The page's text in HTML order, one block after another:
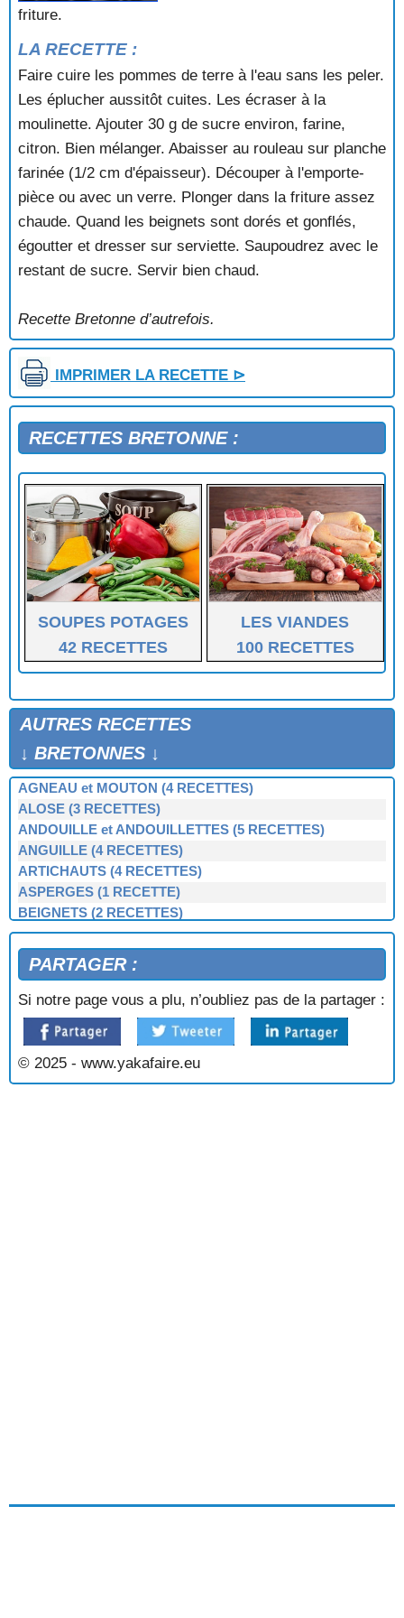
GATEAU BRETON
GATEAU BRETON D'HÉLÈNE JÉGADO
GATEAU BRETON DE BERTHE (Loctudy)
GATEAU BRETON DE FRANÇOISE BOEDEC
GATEAU BRETON DES GRAS (Pleyben - Finistère)
GATEAU DE JAN FOUESNANT
GATEAU DE PORT-LOUIS
GATEAU DE SAINT-MÉEN-LE-GRAND
GATEAU JEANNETTE (Nantes)
GATEAUX DE SAINT-RENAN (Léon)
GATEAUX NANTAIS
KOUIGN AMANN (Douarnenez)
KOUIGN POD DE GROIX DE M'me JEGO
KUIGN CHIDOUARN DE PLOGASTEL
KUIGN YEKEL DE LOCTUDY (Kouign yekel)
LE QUATRE-QUARTS DE BERTHE (Loctudy)
friture.
LA RECETTE :
Faire cuire les pommes de terre à l'eau sans les peler.
Les éplucher aussitôt cuites. Les écraser à la
moulinette. Ajouter 30 g de sucre environ, farine,
citron. Bien mélanger. Abaisser au rouleau sur planche
farinée (1/2 cm d'épaisseur). Découper à l'emporte-
pièce ou avec un verre. Plonger dans la friture assez
chaude. Quand les beignets sont dorés et gonflés,
égoutter et dresser sur serviette. Saupoudrez avec le
restant de sucre. Servir bien chaud.
Recette Bretonne d’autrefois.
IMPRIMER LA RECETTE ⊳
RECETTES BRETONNE :
SOUPES POTAGES
42 RECETTES
LES VIANDES
100 RECETTES
AUTRES RECETTES
↓ BRETONNES ↓
AGNEAU et MOUTON (4 RECETTES)
ALOSE (3 RECETTES)
ANDOUILLE et ANDOUILLETTES (5 RECETTES)
ANGUILLE (4 RECETTES)
ARTICHAUTS (4 RECETTES)
ASPERGES (1 RECETTE)
BEIGNETS (2 RECETTES)
BERNIQUE, PATELLE, BERNICLE (4 RECETTES)
BIGORNEAUX (1 RECETTE)
BIGUENÉE (1 RECETTE)
BOEUF (3 RECETTES)
BOUDIN NOIR et BLANC (3 RECETTES)
BOUILLIES (2 RECETTES)
BROCOLIS, CHOUX-VERTS (3 RECETTES)
BULOTS, BUCCINS (2 RECETTES)
PARTAGER :
Si notre page vous a plu, n’oubliez pas de la partager :
© 2025 - www.yakafaire.eu